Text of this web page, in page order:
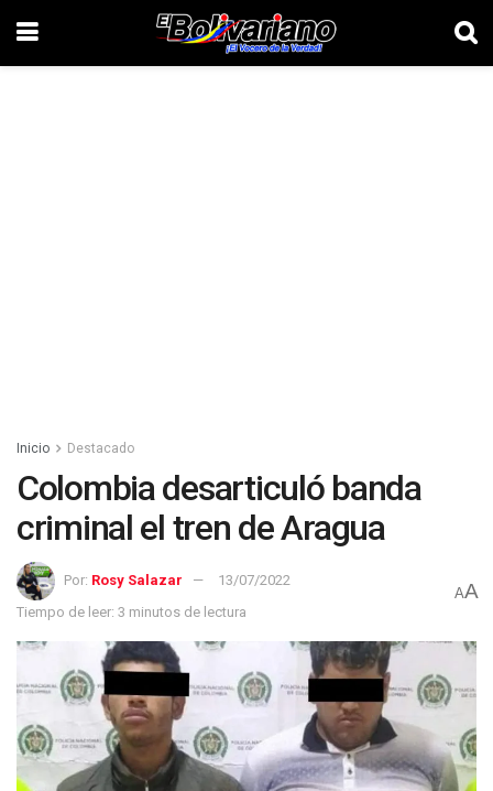
Inicio Destacado
Colombia desarticuló banda
criminal el tren de Aragua
Por: Rosy Salazar
13/07/2022
Tiempo de leer: 3 minutos de lectura
AA